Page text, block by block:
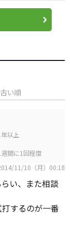
古い順
以上
間に1回程度
11/10（月）00:18
い、また相談
するのが一番